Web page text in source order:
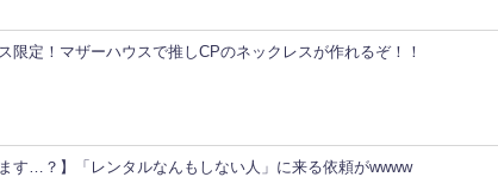
限定！マザーハウスで推しCPのネックレスが作れるぞ！！
す…？】「レンタルなんもしない人」に来る依頼がwwww